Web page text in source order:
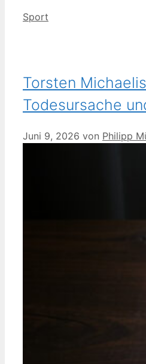
Kategorien
Sport
Torsten
Todesursache
Juni 9, 2026 von Philipp